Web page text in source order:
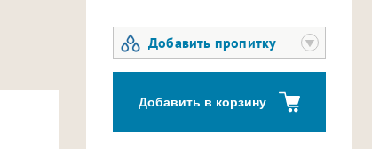
Добавить пропитку
Добавить в корзину